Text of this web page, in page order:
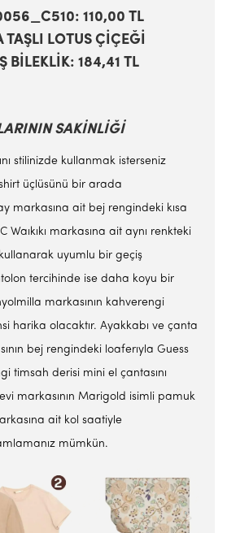
110,00 TL
LOTUS ÇİÇEĞİ
BİLEKLİK: 184,41 TL
SAKİNLİĞİ
stilinizde kullanmak isterseniz
üçlüsünü bir arada
markasına ait bej rengindeki kısa
Waıkıkı markasına ait aynı renkteki
uyumlu bir geçiş
tercihinde ise daha koyu bir
markasının kahverengi
harika olacaktır. Ayakkabı ve çanta
bej rengindeki loaferıyla Guess
timsah derisi mini el çantasını
markasının Marigold isimli pamuk
ait kol saatiyle
mümkün.